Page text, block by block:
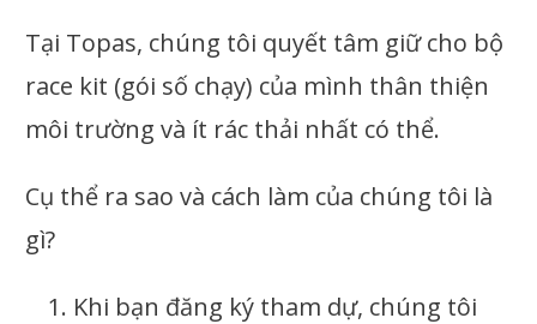
Tại Topas, chúng tôi quyết tâm giữ cho bộ
race kit (gói số chạy) của mình thân thiện
môi trường và ít rác thải nhất có thể.
Cụ thể ra sao và cách làm của chúng tôi là
gì?
Khi bạn đăng ký tham dự, chúng tôi